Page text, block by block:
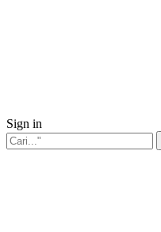
Sign in